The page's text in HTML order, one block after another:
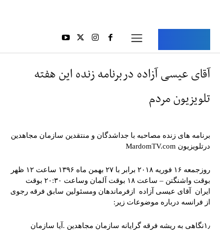
آقای عیسی آزاده دربرنامه زنده این هفته
تلویزیون مردم
برنامه های زنده مصاحبه با جداشدگان و منتقدین سازمان مجاهدین
درتلویزیون MardomTV.com
روزجمعه ۱۶ فوریه ۲۰۱۸ برابر با ۲۷ بهمن ماه ۱۳۹۶ ساعت ۱۲ ظهر
بوقت واشنگتن – ساعت ۱۸ بوقت آلمان وساعت ۲۰:۳۰ بوقت
ایران آقای عیسی آزاده ازفرماندهان ومسئولین سابق فرقه رجوی
از فرانسه درباره موضوعات زیر:
۱٫نگاهی به ریشه فرقه گرایانه سازمان مجاهدین .آیا سازمان